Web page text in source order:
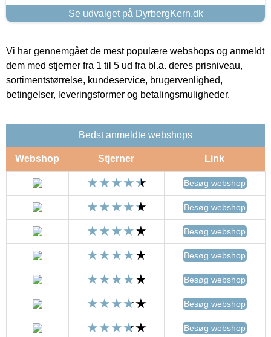
Se udvalget på DyrbergKern.dk
Vi har gennemgået de mest populære webshops og anmeldt
dem med stjerner fra 1 til 5 ud fra bl.a. deres prisniveau,
sortimentstørrelse, kundeservice, brugervenlighed,
betingelser, leveringsformer og betalingsmuligheder.
Bedst anmeldte webshops
Webshop Stjerner Link
Besøg webshop
Besøg webshop
Besøg webshop
Besøg webshop
Besøg webshop
Besøg webshop
Besøg webshop